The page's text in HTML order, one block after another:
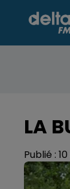
LA
Publié :